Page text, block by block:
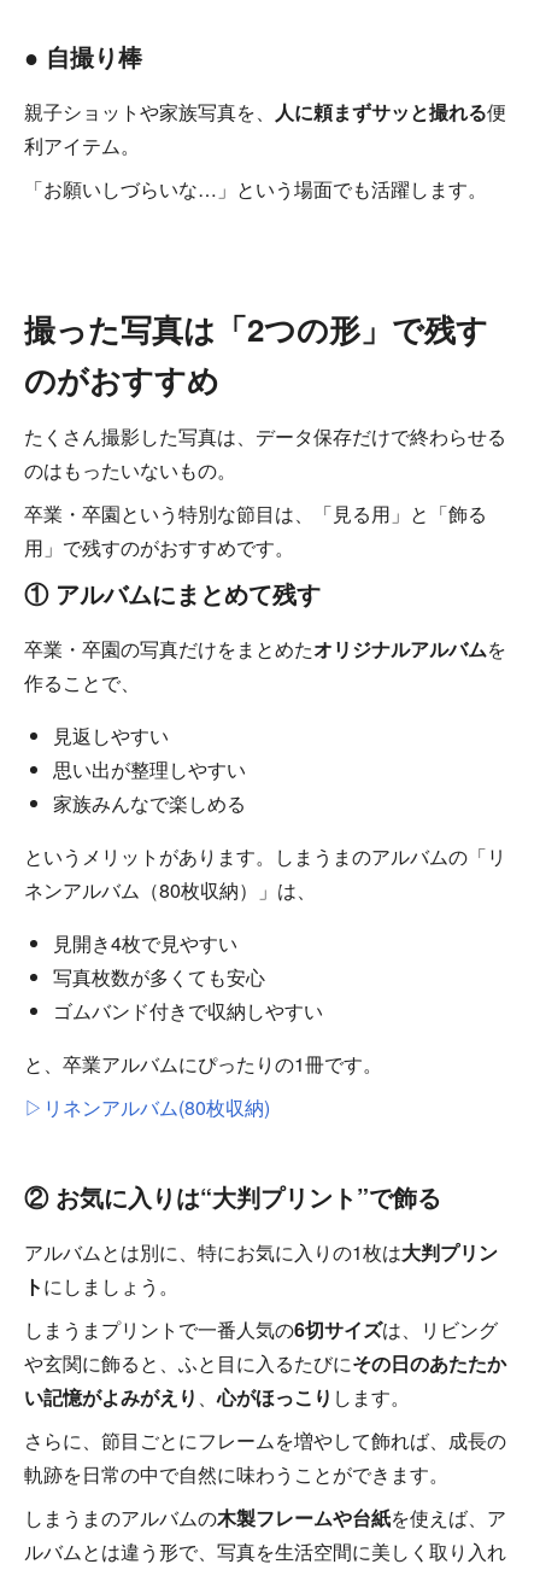
● 自撮り棒
親子ショットや家族写真を、 人に頼まずサッと撮れる便
利アイテム。
「お願いしづらいな…」という場面でも活躍します。
撮った写真は「2つの形」で残す
のがおすすめ
たくさん撮影した写真は、データ保存だけで終わらせる
のはもったいないもの。
卒業・卒園という特別な節目は、「見る用」と「飾る
用」で残すのがおすすめです。
① アルバムにまとめて残す
卒業・卒園の写真だけをまとめたオリジナルアルバムを
作ることで、
見返しやすい
思い出が整理しやすい
家族みんなで楽しめる
というメリットがあります。しまうまのアルバムの「リ
ネンアルバム（80枚収納）」は、
見開き4枚で見やすい
写真枚数が多くても安心
ゴムバンド付きで収納しやすい
と、卒業アルバムにぴったりの1冊です。
▷リネンアルバム(80枚収納)
② お気に入りは“大判プリント”で飾る
アルバムとは別に、特にお気に入りの1枚は大判プリン
トにしましょう。
しまうまプリントで一番人気の6切サイズは、リビング
や玄関に飾ると、ふと目に入るたびにその日のあたたか
い記憶がよみがえり 、心がほっこり します。
さらに、節目ごとにフレームを増やして飾れば、成長の
軌跡を日常の中で自然に味わうことができます。
しまうまのアルバムの木製フレームや台紙を使えば、ア
ルバムとは違う形で、写真を生活空間に美しく取り入れ